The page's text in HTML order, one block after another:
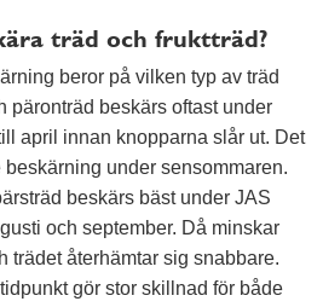
träd och fruktträd?
beror på vilken typ av träd
päronträd beskärs oftast under
april innan knopparna slår ut. Det
under sensommaren.
beskärs bäst under JAS
och september. Då minskar
trädet återhämtar sig snabbare.
gör stor skillnad för både